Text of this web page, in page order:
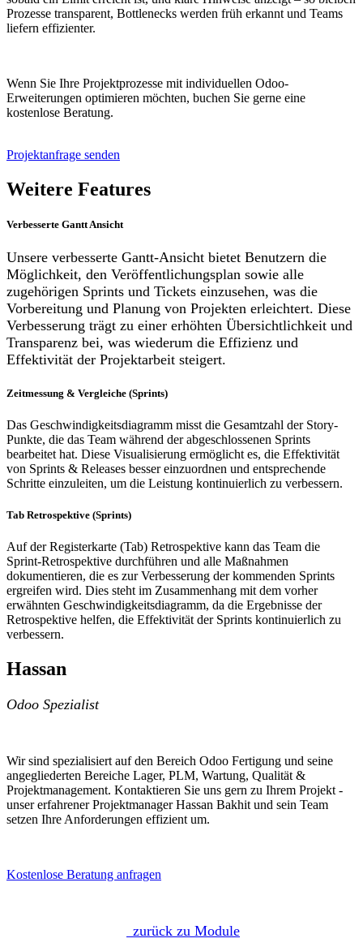
Prozesse transparent, Bottlenecks werden früh erkannt und Teams
liefern effizienter.
Wenn Sie Ihre Projektprozesse mit individuellen Odoo-
Erweiterungen optimieren möchten, buchen Sie gerne eine
kostenlose Beratung.
Projektanfrage senden
Weitere Features
Verbesserte Gantt Ansicht
Unsere verbesserte Gantt-Ansicht bietet Benutzern die
Möglichkeit, den Veröffentlichungsplan sowie alle
zugehörigen Sprints und Tickets einzusehen, was die
Vorbereitung und Planung von Projekten erleichtert. Diese
Verbesserung trägt zu einer erhöhten Übersichtlichkeit und
Transparenz bei, was wiederum die Effizienz und
Effektivität der Projektarbeit steigert.
Zeitmessung & Vergleiche (Sprints)
Das Geschwindigkeitsdiagramm misst die Gesamtzahl der Story-
Punkte, die das Team während der abgeschlossenen Sprints
bearbeitet hat. Diese Visualisierung ermöglicht es, die Effektivität
von Sprints & Releases besser einzuordnen und entsprechende
Schritte einzuleiten, um die Leistung kontinuierlich zu verbessern.
Tab Retrospektive (Sprints)
Auf der Registerkarte (Tab) Retrospektive kann das Team die
Sprint-Retrospektive durchführen und alle Maßnahmen
dokumentieren, die es zur Verbesserung der kommenden Sprints
ergreifen wird. Dies steht im Zusammenhang mit dem vorher
erwähnten Geschwindigkeitsdiagramm, da die Ergebnisse der
Retrospektive helfen, die Effektivität der Sprints kontinuierlich zu
verbessern.
Hassan
Odoo Spezialist
Wir sind spezialisiert auf den Bereich Odoo Fertigung und seine
angegliederten Bereiche Lager, PLM, Wartung, Qualität &
Projektmanagement. Kontaktieren Sie uns gern zu Ihrem Projekt -
unser erfahrener Projektmanager Hassan Bakhit und sein Team
setzen Ihre Anforderungen effizient um.
Kostenlose Beratung anfragen
zurück zu Module